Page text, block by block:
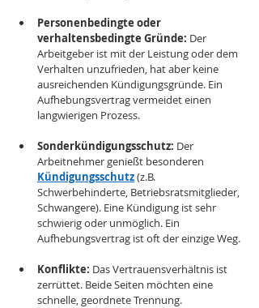
Personenbedingte oder
verhaltensbedingte Gründe: Der
Arbeitgeber ist mit der Leistung oder dem
Verhalten unzufrieden, hat aber keine
ausreichenden Kündigungsgründe. Ein
Aufhebungsvertrag vermeidet einen
langwierigen Prozess.
Sonderkündigungsschutz: Der
Arbeitnehmer genießt besonderen
Kündigungsschutz (z.B.
Schwerbehinderte, Betriebsratsmitglieder,
Schwangere). Eine Kündigung ist sehr
schwierig oder unmöglich. Ein
Aufhebungsvertrag ist oft der einzige Weg.
Konflikte: Das Vertrauensverhältnis ist
zerrüttet. Beide Seiten möchten eine
schnelle, geordnete Trennung.